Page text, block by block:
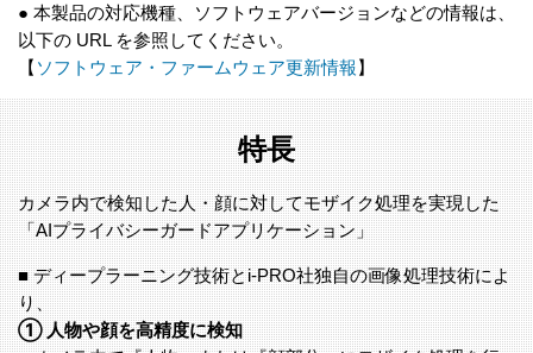
● 本製品の対応機種、ソフトウェアバージョンなどの情報は、
以下の URL を参照してください。
【 ソフトウェア・ファームウェア更新情報】
特長
カメラ内で検知した人・顔に対してモザイク処理を実現した
「AIプライバシーガードアプリケーション」
■ ディープラーニング技術とi-PRO社独自の画像処理技術によ
り、
➀ 人物や顔を高精度に検知